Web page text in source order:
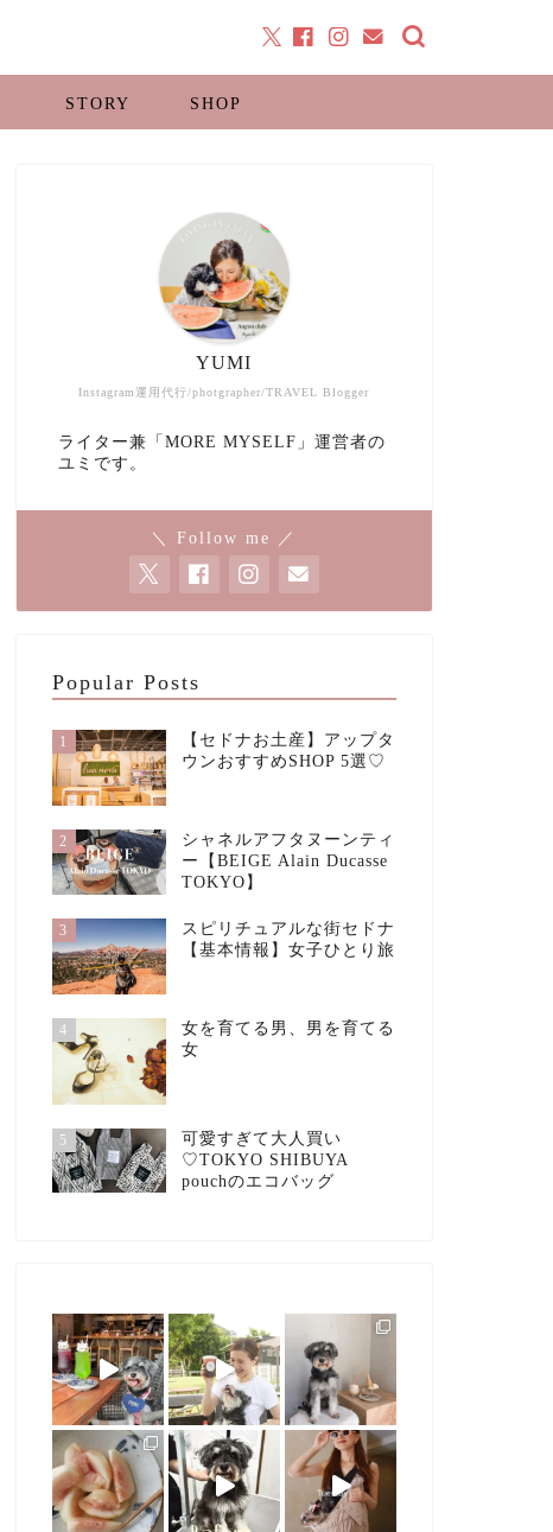
STORY SHOP
Instagram運用代行/photgrapher/TRAVEL Blogger
YUMI
ライター兼「MORE MYSELF」運営者の
ユミです。
＼ Follow me ／
Popular Posts
1
【セドナお土産】アップタ
ウンおすすめSHOP 5選♡
2
シャネルアフタヌーンティ
ー【BEIGE Alain Ducasse
TOKYO】
3
スピリチュアルな街セドナ
【基本情報】女子ひとり旅
4
女を育てる男、男を育てる
女
5
可愛すぎて大人買い
♡TOKYO SHIBUYA
pouchのエコバッグ